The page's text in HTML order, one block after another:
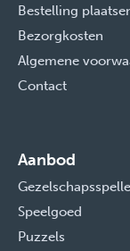
Bestelling
Bezorgkosten
Algemene
Contact
Aanbod
Speelgoed
Puzzels